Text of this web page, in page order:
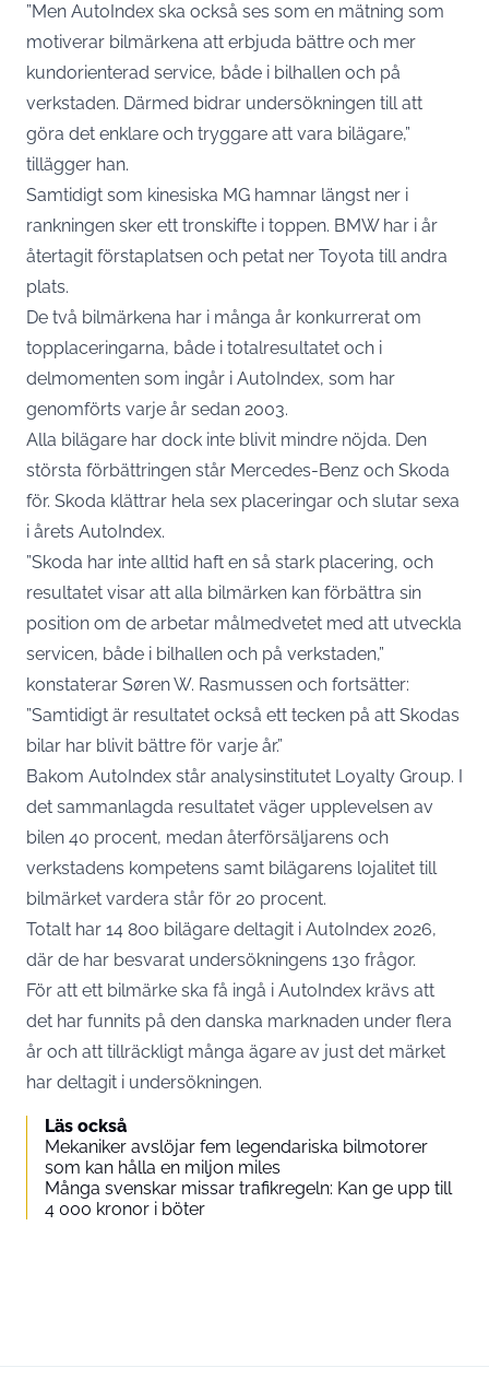
”Men AutoIndex ska också ses som en mätning som
motiverar bilmärkena att erbjuda bättre och mer
kundorienterad service, både i bilhallen och på
verkstaden. Därmed bidrar undersökningen till att
göra det enklare och tryggare att vara bilägare,”
tillägger han.
Samtidigt som kinesiska MG hamnar längst ner i
rankningen sker ett tronskifte i toppen. BMW har i år
återtagit förstaplatsen och petat ner Toyota till andra
plats.
De två bilmärkena har i många år konkurrerat om
topplaceringarna, både i totalresultatet och i
delmomenten som ingår i AutoIndex, som har
genomförts varje år sedan 2003.
Alla bilägare har dock inte blivit mindre nöjda. Den
största förbättringen står Mercedes-Benz och Skoda
för. Skoda klättrar hela sex placeringar och slutar sexa
i årets AutoIndex.
”Skoda har inte alltid haft en så stark placering, och
resultatet visar att alla bilmärken kan förbättra sin
position om de arbetar målmedvetet med att utveckla
servicen, både i bilhallen och på verkstaden,”
konstaterar Søren W. Rasmussen och fortsätter:
”Samtidigt är resultatet också ett tecken på att Skodas
bilar har blivit bättre för varje år.”
Bakom AutoIndex står analysinstitutet Loyalty Group. I
det sammanlagda resultatet väger upplevelsen av
bilen 40 procent, medan återförsäljarens och
verkstadens kompetens samt bilägarens lojalitet till
bilmärket vardera står för 20 procent.
Totalt har 14 800 bilägare deltagit i AutoIndex 2026,
där de har besvarat undersökningens 130 frågor.
För att ett bilmärke ska få ingå i AutoIndex krävs att
det har funnits på den danska marknaden under flera
år och att tillräckligt många ägare av just det märket
har deltagit i undersökningen.
Läs också
Mekaniker avslöjar fem legendariska bilmotorer
som kan hålla en miljon miles
Många svenskar missar trafikregeln: Kan ge upp till
4 000 kronor i böter